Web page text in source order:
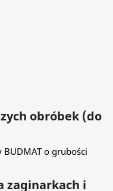
obróbek (do
o grubości
zaginarkach i